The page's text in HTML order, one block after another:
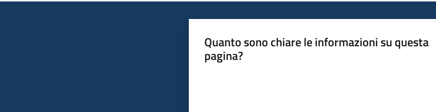
Quanto sono chiare le informazioni su questa
pagina?